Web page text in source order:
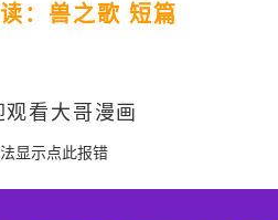
：兽之歌 短篇
观看大哥漫画
显示点此报错